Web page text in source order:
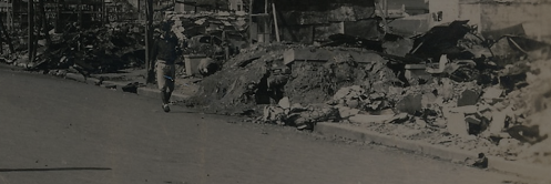
長岡市の平和への思い
デジタルアーカイブ
─ 収蔵資料
─ お知らせ
─ 運営ボランティア
書籍販売
施設紹介